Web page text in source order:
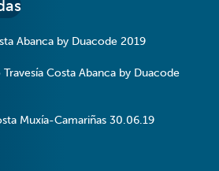
Abanca by Duacode 2019
Costa Abanca by Duacode
Muxía-Camariñas 30.06.19